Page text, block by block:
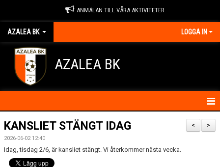
ANMÄLAN TILL VÅRA AKTIVITETER
AZALEA BK LOGGA IN
AZALEA BK
HEM
KONTAKTA OSS
OM FÖRENINGEN
>
<
KANSLIET STÄNGT IDAG
2026-06-02 12:40
Idag, tisdag 2/6, är kansliet stängt. Vi återkommer nästa vecka.